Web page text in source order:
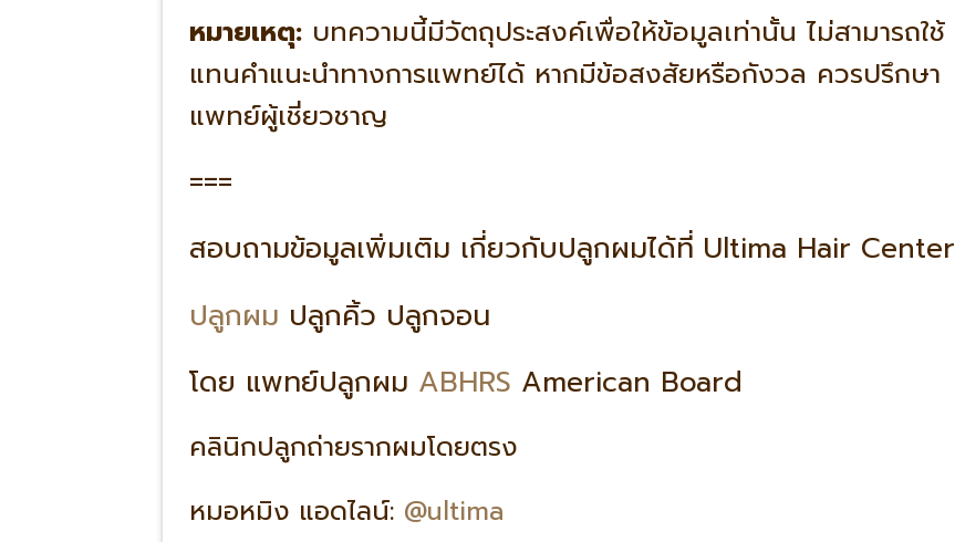
หมายเหตุ:บทความนี้มีวัตถุประสงค์เพื่อให้ข้อมูลเท่านั้น ไม่สามารถใช้
แทนคำแนะนำทางการแพทย์ได้ หากมีข้อสงสัยหรือกังวล ควรปรึกษา
แพทย์ผู้เชี่ยวชาญ
===
สอบถามข้อมูลเพิ่มเติม เกี่ยวกับปลูกผมได้ที่ Ultima Hair Center
ปลูกผม ปลูกคิ้ว ปลูกจอน
โดย แพทย์ปลูกผม ABHRS American Board
คลินิกปลูกถ่ายรากผมโดยตรง
หมอหมิง แอดไลน์: @ultima